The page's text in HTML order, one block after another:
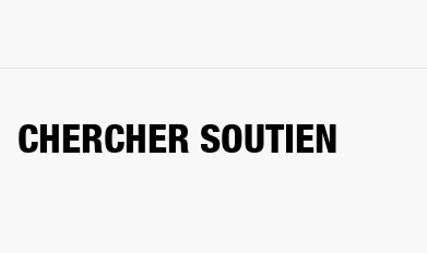
CHERCHER SOUTIEN